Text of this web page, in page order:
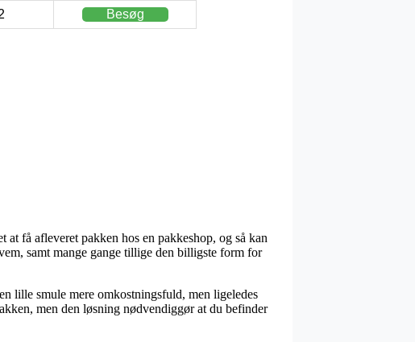
Besøg
få afleveret pakken hos en pakkeshop, og så kan
samt mange gange tillige den billigste form for
lille smule mere omkostningsfuld, men ligeledes
men den løsning nødvendiggør at du befinder